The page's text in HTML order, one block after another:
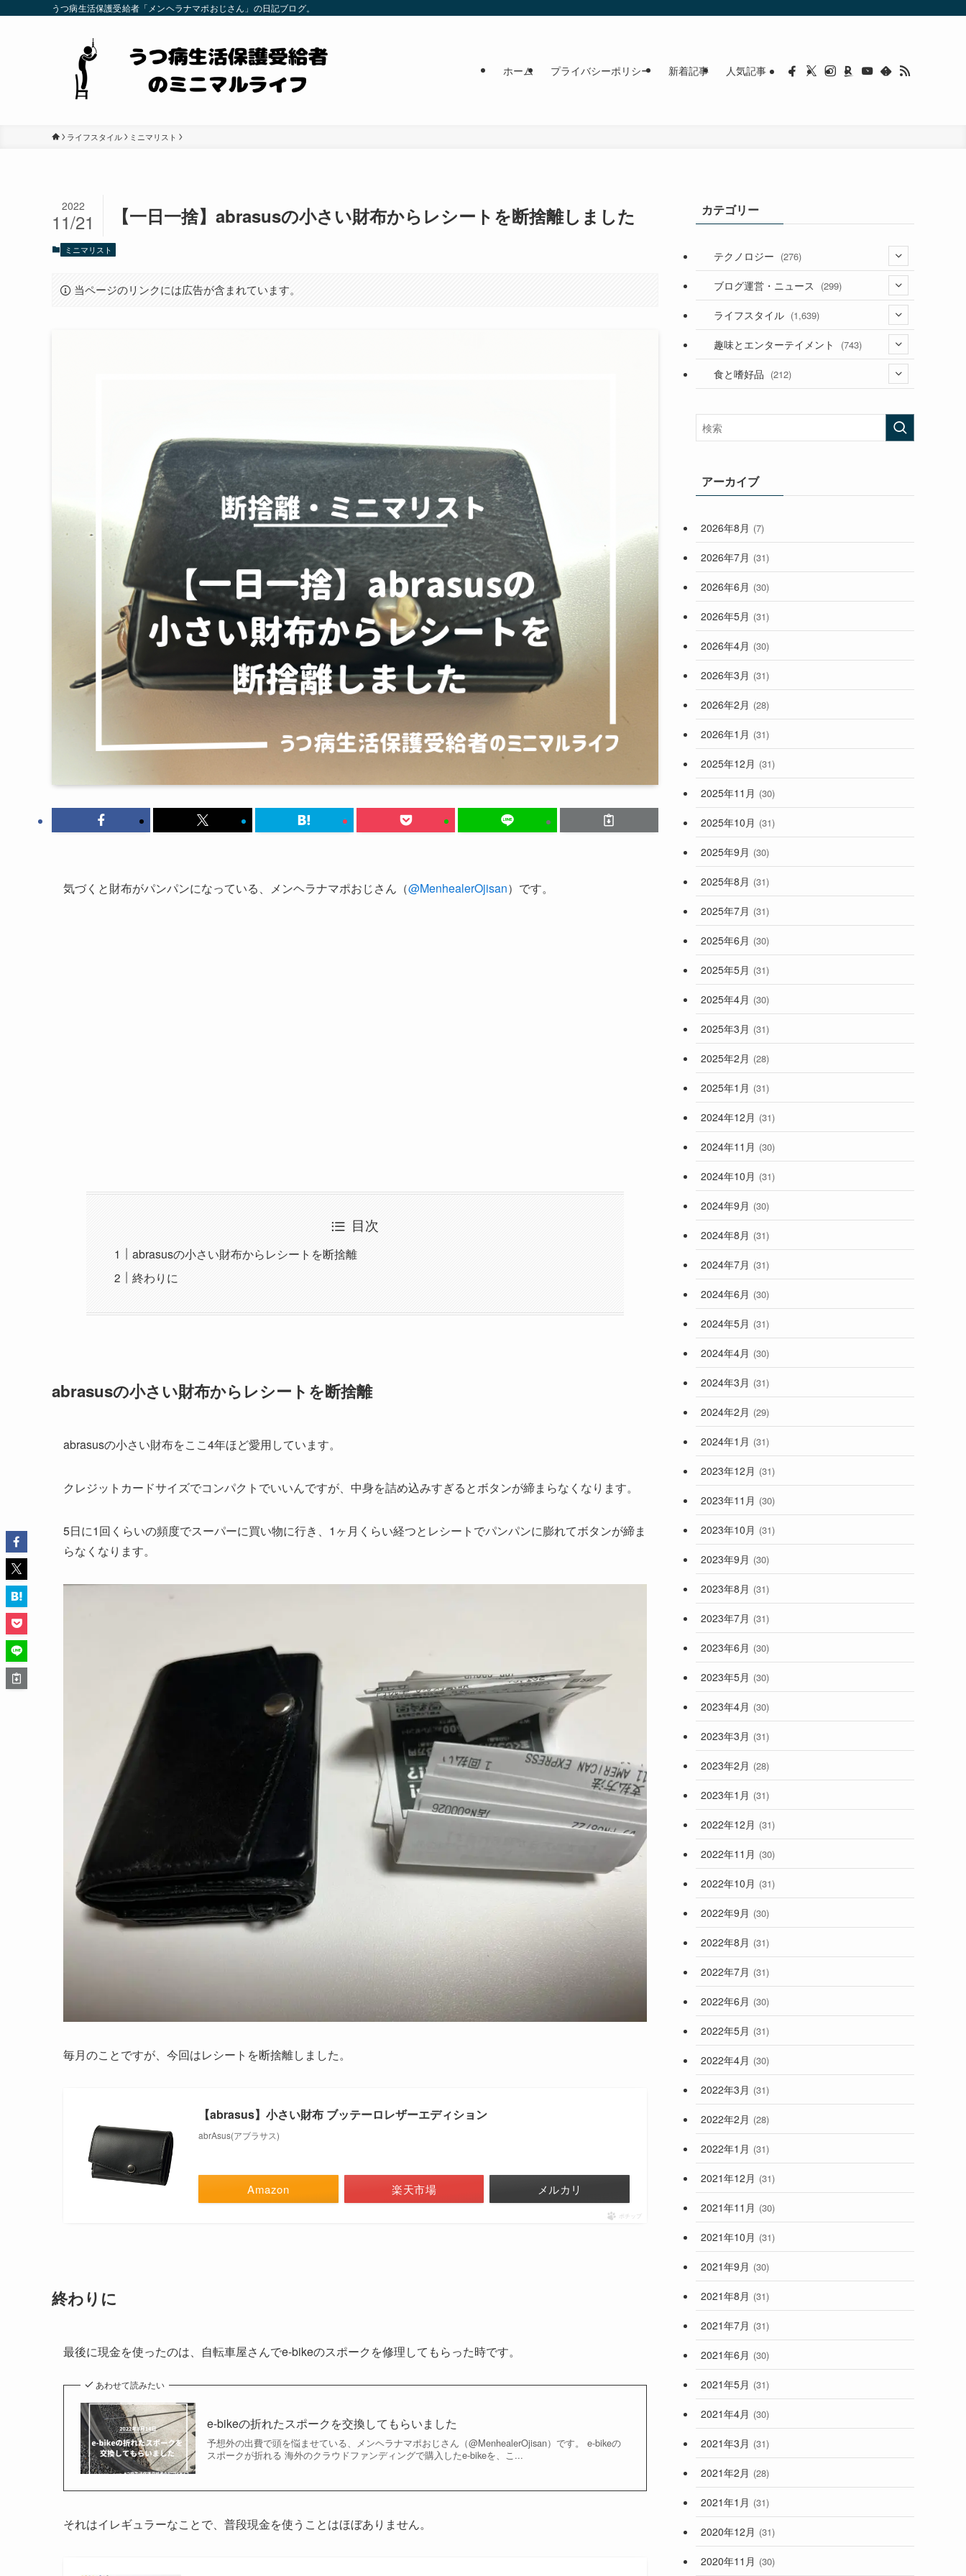
うつ病生活保護受給者「メンヘラナマポおじさん」の日記ブログ。
ホーム プライバシーポリシー 新着記事 人気記事
ライフスタイル ミニマリスト
【一日一捨】abrasusの小さい財布からレシートを断捨離しました
2022
11/21
ミニマリスト
当ページのリンクには広告が含まれています。
気づくと財布がパンパンになっている、メンヘラナマポおじさん（@MenhealerOjisan）です。
目次
abrasusの小さい財布からレシートを断捨離
終わりに
abrasusの小さい財布からレシートを断捨離
abrasusの小さい財布をここ4年ほど愛用しています。
クレジットカードサイズでコンパクトでいいんですが、中身を詰め込みすぎるとボタンが締まらなくなります。
5日に1回くらいの頻度でスーパーに買い物に行き、1ヶ月くらい経つとレシートでパンパンに膨れてボタンが締ま
らなくなります。
毎月のことですが、今回はレシートを断捨離しました。
【abrasus】小さい財布 ブッテーロレザーエディション
abrAsus(アブラサス)
Amazon 楽天市場 メルカリ
ポチップ
終わりに
最後に現金を使ったのは、自転車屋さんでe-bikeのスポークを修理してもらった時です。
あわせて読みたい
e-bikeの折れたスポークを交換してもらいました
予想外の出費で頭を悩ませている、メンヘラナマポおじさん（@MenhealerOjisan）です。 e-bikeの
スポークが折れる 海外のクラウドファンディングで購入したe-bikeを、こ...
それはイレギュラーなことで、普段現金を使うことはほぼありません。
カテゴリー
テクノロジー (276)
(36)
(187)
(53)
ブログ運営・ニュース (299)
(118)
(181)
ライフスタイル (1,639)
(394)
(282)
(33)
(248)
趣味とエンターテイメント (743)
(56)
(473)
食と嗜好品 (212)
アーカイブ
2026年8月 (7)
2026年7月 (31)
2026年6月 (30)
2026年5月 (31)
2026年4月 (30)
2026年3月 (31)
2026年2月 (28)
2026年1月 (31)
2025年12月 (31)
2025年11月 (30)
2025年10月 (31)
2025年9月 (30)
2025年8月 (31)
2025年7月 (31)
2025年6月 (30)
2025年5月 (31)
2025年4月 (30)
2025年3月 (31)
2025年2月 (28)
2025年1月 (31)
2024年12月 (31)
2024年11月 (30)
2024年10月 (31)
2024年9月 (30)
2024年8月 (31)
2024年7月 (31)
2024年6月 (30)
2024年5月 (31)
2024年4月 (30)
2024年3月 (31)
2024年2月 (29)
2024年1月 (31)
2023年12月 (31)
2023年11月 (30)
2023年10月 (31)
2023年9月 (30)
2023年8月 (31)
2023年7月 (31)
2023年6月 (30)
2023年5月 (30)
2023年4月 (30)
2023年3月 (31)
2023年2月 (28)
2023年1月 (31)
2022年12月 (31)
2022年11月 (30)
2022年10月 (31)
2022年9月 (30)
2022年8月 (31)
2022年7月 (31)
2022年6月 (30)
2022年5月 (31)
2022年4月 (30)
2022年3月 (31)
2022年2月 (28)
2022年1月 (31)
2021年12月 (31)
2021年11月 (30)
2021年10月 (31)
2021年9月 (30)
2021年8月 (31)
2021年7月 (31)
2021年6月 (30)
2021年5月 (31)
2021年4月 (30)
2021年3月 (31)
2021年2月 (28)
2021年1月 (31)
2020年12月 (31)
2020年11月 (30)